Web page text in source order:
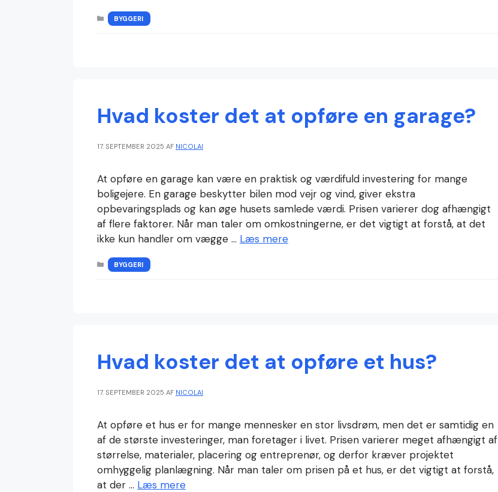
KATEGORIER
BYGGERI
Hvad koster det at opføre en garage?
17. SEPTEMBER 2025 AF NICOLAI
At opføre en garage kan være en praktisk og værdifuld investering for mange
boligejere. En garage beskytter bilen mod vejr og vind, giver ekstra
opbevaringsplads og kan øge husets samlede værdi. Prisen varierer dog afhængigt
af flere faktorer. Når man taler om omkostningerne, er det vigtigt at forstå, at det
ikke kun handler om vægge … Læs mere
KATEGORIER
BYGGERI
Hvad koster det at opføre et hus?
17. SEPTEMBER 2025 AF NICOLAI
At opføre et hus er for mange mennesker en stor livsdrøm, men det er samtidig en
af de største investeringer, man foretager i livet. Prisen varierer meget afhængigt af
størrelse, materialer, placering og entreprenør, og derfor kræver projektet
omhyggelig planlægning. Når man taler om prisen på et hus, er det vigtigt at forstå,
at der … Læs mere